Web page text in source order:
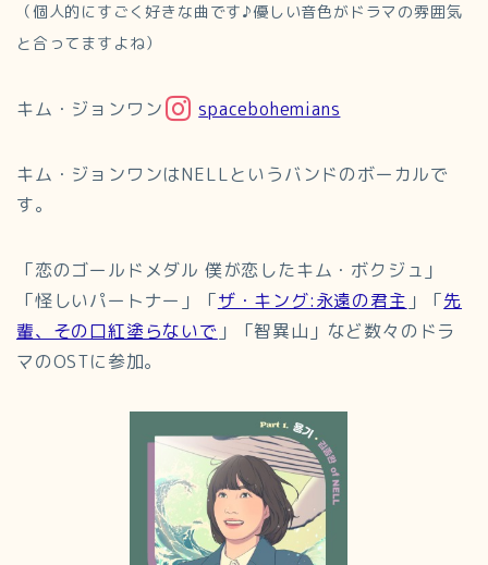
（個人的にすごく好きな曲です♪優しい音色がドラマの雰囲気
と合ってますよね）
キム・ジョンワン spacebohemians
キム・ジョンワンはNELLというバンドのボーカルで
す。
「恋のゴールドメダル 僕が恋したキム・ボクジュ」
「怪しいパートナー」「ザ・キング:永遠の君主 」「先
輩、その口紅塗らないで 」「智異山」など数々のドラ
マのOSTに参加。